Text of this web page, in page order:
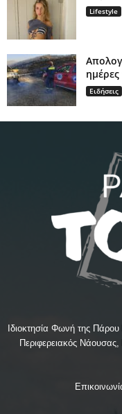
Lifestyle
Ειδήσεις
Ιδιοκτησία Φωνή της
Περιφερειακός